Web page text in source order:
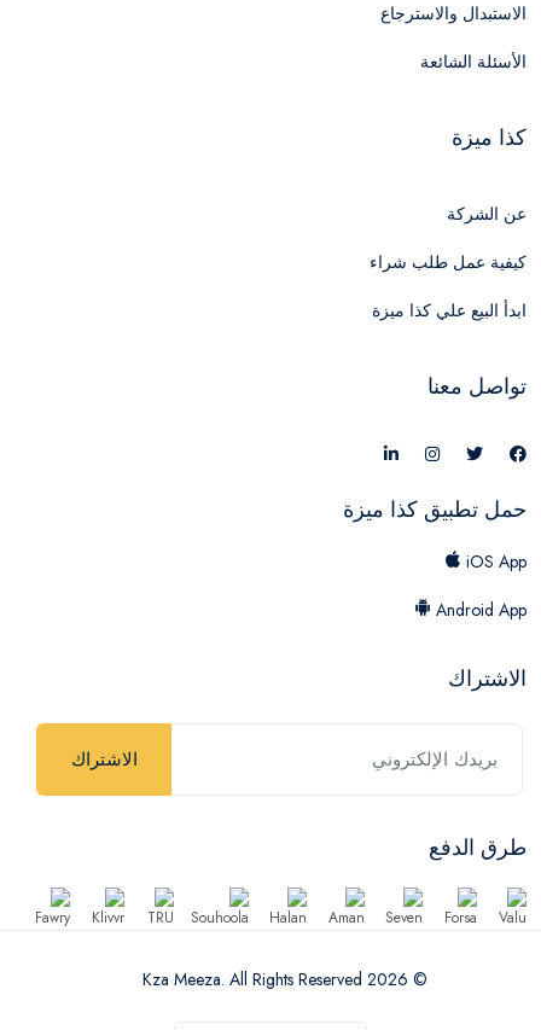
الاستبدال والاسترجاع
الأسئلة الشائعة
كذا ميزة
عن الشركة
كيفية عمل طلب شراء
ابدأ البيع علي كذا ميزة
تواصل معنا
حمل تطبيق كذا ميزة
iOS App
Android App
الاشتراك
الاشتراك
طرق الدفع
© 2026 Kza Meeza. All Rights Reserved